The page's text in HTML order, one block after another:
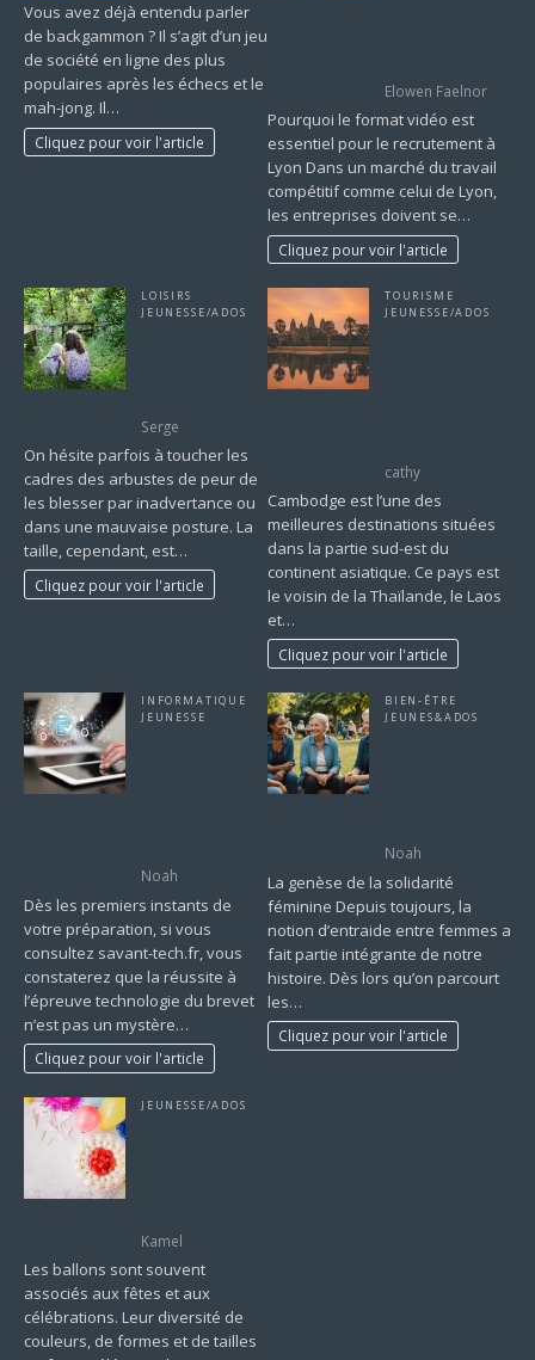
Vous avez déjà entendu parler
de backgammon ? Il s’agit d’un jeu
de société en ligne des plus
populaires après les échecs et le
mah-jong. Il…
Cliquez pour voir l'article
Elowen Faelnor
Pourquoi le format vidéo est
essentiel pour le recrutement à
Lyon Dans un marché du travail
compétitif comme celui de Lyon,
les entreprises doivent se…
Cliquez pour voir l'article
LOISIRS
JEUNESSE/ADOS
Serge
On hésite parfois à toucher les
cadres des arbustes de peur de
les blesser par inadvertance ou
dans une mauvaise posture. La
taille, cependant, est…
Cliquez pour voir l'article
TOURISME
JEUNESSE/ADOS
cathy
Cambodge est l’une des
meilleures destinations situées
dans la partie sud-est du
continent asiatique. Ce pays est
le voisin de la Thaïlande, le Laos
et…
Cliquez pour voir l'article
INFORMATIQUE
JEUNESSE
Noah
Dès les premiers instants de
votre préparation, si vous
consultez savant-tech.fr, vous
constaterez que la réussite à
l’épreuve technologie du brevet
n’est pas un mystère…
Cliquez pour voir l'article
BIEN-ÊTRE
JEUNES&ADOS
Noah
La genèse de la solidarité
féminine Depuis toujours, la
notion d’entraide entre femmes a
fait partie intégrante de notre
histoire. Dès lors qu’on parcourt
les…
Cliquez pour voir l'article
JEUNESSE/ADOS
Kamel
Les ballons sont souvent
associés aux fêtes et aux
célébrations. Leur diversité de
couleurs, de formes et de tailles